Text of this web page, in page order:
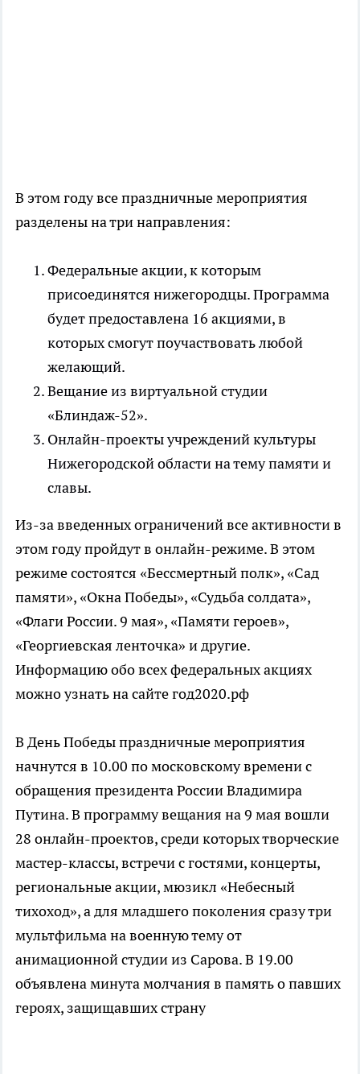
В этом году все праздничные мероприятия
разделены на три направления:
Федеральные акции, к которым
присоединятся нижегородцы. Программа
будет предоставлена 16 акциями, в
которых смогут поучаствовать любой
желающий.
Вещание из виртуальной студии
«Блиндаж-52».
Онлайн-проекты учреждений культуры
Нижегородской области на тему памяти и
славы.
Из-за введенных ограничений все активности в
этом году пройдут в онлайн-режиме. В этом
режиме состоятся «Бессмертный полк», «Сад
памяти», «Окна Победы», «Судьба солдата»,
«Флаги России. 9 мая», «Памяти героев»,
«Георгиевская ленточка» и другие.
Информацию обо всех федеральных акциях
можно узнать на сайте год2020.рф
В День Победы праздничные мероприятия
начнутся в 10.00 по московскому времени с
обращения президента России Владимира
Путина. В программу вещания на 9 мая вошли
28 онлайн-проектов, среди которых творческие
мастер-классы, встречи с гостями, концерты,
региональные акции, мюзикл «Небесный
тихоход», а для младшего поколения сразу три
мультфильма на военную тему от
анимационной студии из Сарова. В 19.00
объявлена минута молчания в память о павших
героях, защищавших страну